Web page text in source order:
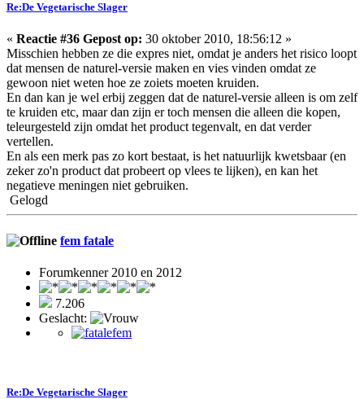
Re:De Vegetarische Slager
« Reactie #36 Gepost op: 30 oktober 2010, 18:56:12 »
Misschien hebben ze die expres niet, omdat je anders het risico loopt
dat mensen de naturel-versie maken en vies vinden omdat ze
gewoon niet weten hoe ze zoiets moeten kruiden.
En dan kan je wel erbij zeggen dat de naturel-versie alleen is om zelf
te kruiden etc, maar dan zijn er toch mensen die alleen die kopen,
teleurgesteld zijn omdat het product tegenvalt, en dat verder
vertellen.
En als een merk pas zo kort bestaat, is het natuurlijk kwetsbaar (en
zeker zo'n product dat probeert op vlees te lijken), en kan het
negatieve meningen niet gebruiken.
Gelogd
fem fatale
Forumkenner 2010 en 2012
7.206
Geslacht:
Re:De Vegetarische Slager